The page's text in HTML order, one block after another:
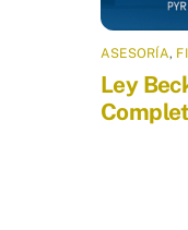
ASESORÍA,
Ley